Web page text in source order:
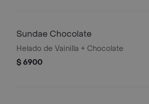
Sundae Chocolate
Helado de Vainilla + Chocolate
$ 6900